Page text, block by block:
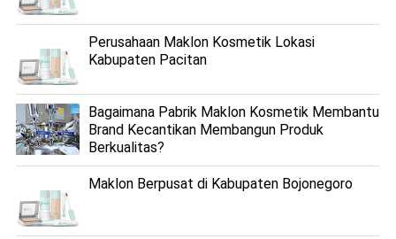
Perusahaan Maklon Kosmetik Lokasi
Kabupaten Pacitan
Bagaimana Pabrik Maklon Kosmetik Membantu
Brand Kecantikan Membangun Produk
Berkualitas?
Maklon Berpusat di Kabupaten Bojonegoro